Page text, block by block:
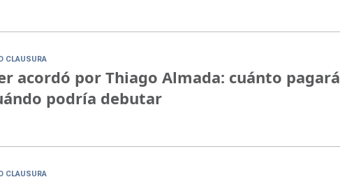
CLAUSURA
acordó por Thiago Almada: cuánto pagará
podría debutar
CLAUSURA